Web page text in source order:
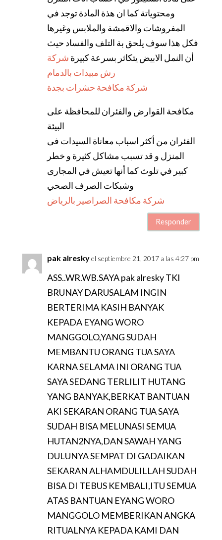
ومحتوياتة كما ان هذة المادة توجد في
المفروشات والاقمشة والملابس وغيرها
فكل هذا سوف يلحق بة التلف والفساد حيث
أن النمل الابيض يتكاثر بسرعة كبيرة شركة
رش مبيدات بالدمام
شركة مكافحة حشرات بجدة
مكافحة القوارض والفئران للمحافظة على
البيئة
الفئران من أكثر اسباب معاناة السيدات فى
المنزل و قد تسبب مشاكل كثيرة و خطر
كبير في تلوث كما أنها تعيش في المجارى
وشبكات الصرف الصحي
شركة مكافحة الصراصير بالرياض
Responder
pak alreskyel septiembre 21, 2017 a las 4:27 pm
ASS..WR.WB.SAYA pak alresky TKI
BRUNAY DARUSALAM INGIN
BERTERIMA KASIH BANYAK
KEPADA EYANG WORO
MANGGOLO,YANG SUDAH
MEMBANTU ORANG TUA SAYA
KARNA SELAMA INI ORANG TUA
SAYA SEDANG TERLILIT HUTANG
YANG BANYAK,BERKAT BANTUAN
AKI SEKARAN ORANG TUA SAYA
SUDAH BISA MELUNASI SEMUA
HUTAN2NYA,DAN SAWAH YANG
DULUNYA SEMPAT DI GADAIKAN
SEKARAN ALHAMDULILLAH SUDAH
BISA DI TEBUS KEMBALI,ITU SEMUA
ATAS BANTUAN EYANG WORO
MANGGOLO MEMBERIKAN ANGKA
RITUALNYA KEPADA KAMI DAN